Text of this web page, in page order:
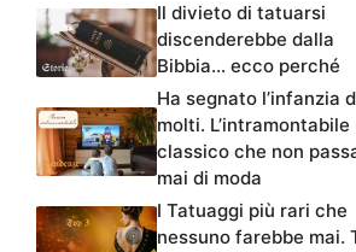
Il divieto di tatuarsi
discenderebbe dalla
Bibbia… ecco perché
Ha segnato l’infanzia
molti. L’intramontabile
classico che non
mai di moda
I Tatuaggi più rari che
nessuno farebbe mai.